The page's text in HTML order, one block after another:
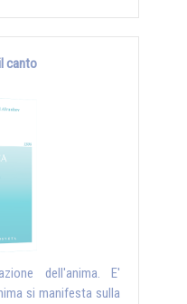
canto
dell'anima. E'
si manifesta sulla